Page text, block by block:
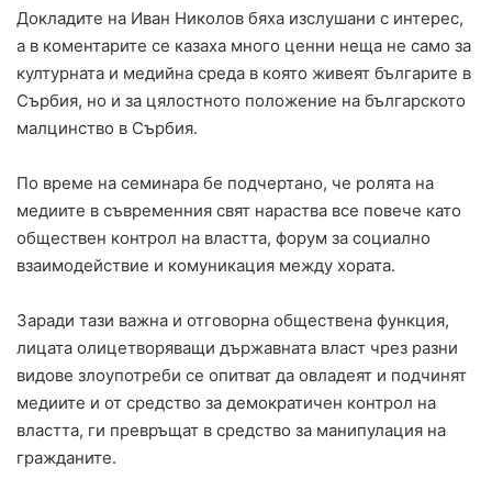
Докладите на Иван Николов бяха изслушани с интерес,
а в коментарите се казаха много ценни неща не само за
културната и медийна среда в която живеят българите в
Сърбия, но и за цялостното положение на българското
малцинство в Сърбия.
По време на семинара бе подчертано, че ролята на
медиите в съвременния свят нараства все повече като
обществен контрол на властта, форум за социално
взаимодействие и комуникация между хората.
Заради тази важна и отговорна обществена функция,
лицата олицетворяващи държавната власт чрез разни
видове злоупотреби се опитват да овладеят и подчинят
медиите и от средство за демократичен контрол на
властта, ги превръщат в средство за манипулация на
гражданите.